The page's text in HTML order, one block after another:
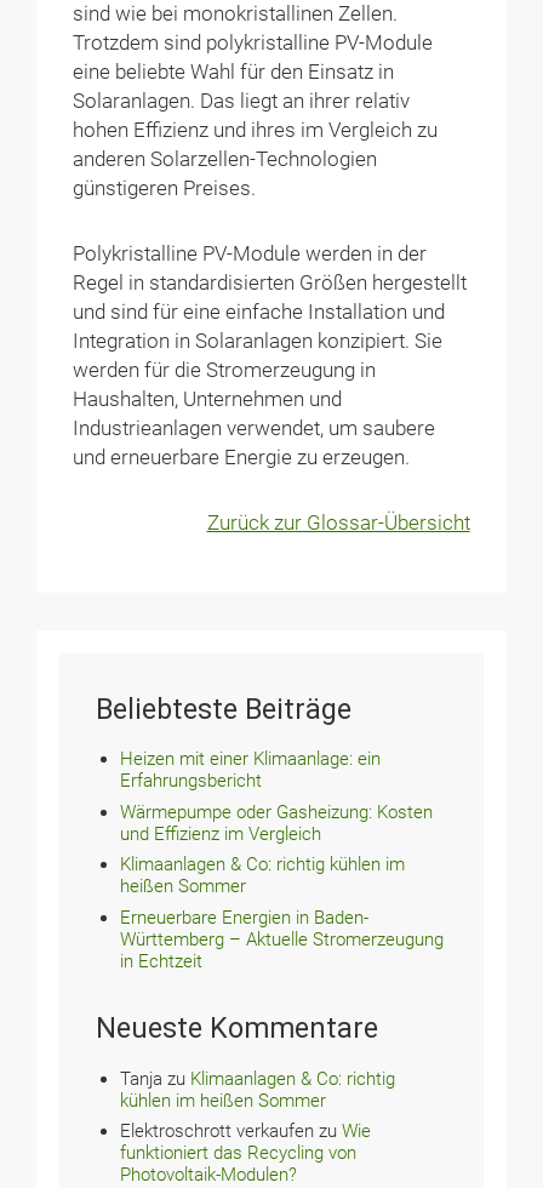
sind wie bei monokristallinen Zellen.
Trotzdem sind polykristalline PV-Module
eine beliebte Wahl für den Einsatz in
Solaranlagen. Das liegt an ihrer relativ
hohen Effizienz und ihres im Vergleich zu
anderen Solarzellen-Technologien
günstigeren Preises.
Polykristalline PV-Module werden in der
Regel in standardisierten Größen hergestellt
und sind für eine einfache Installation und
Integration in Solaranlagen konzipiert. Sie
werden für die Stromerzeugung in
Haushalten, Unternehmen und
Industrieanlagen verwendet, um saubere
und erneuerbare Energie zu erzeugen.
Zurück zur Glossar-Übersicht
Beliebteste Beiträge
Heizen mit einer Klimaanlage: ein
Erfahrungsbericht
Wärmepumpe oder Gasheizung: Kosten
und Effizienz im Vergleich
Klimaanlagen & Co: richtig kühlen im
heißen Sommer
Erneuerbare Energien in Baden-
Württemberg – Aktuelle Stromerzeugung
in Echtzeit
Neueste Kommentare
Tanja zu Klimaanlagen & Co: richtig
kühlen im heißen Sommer
Elektroschrott verkaufen zuWie
funktioniert das Recycling von
Photovoltaik-Modulen?